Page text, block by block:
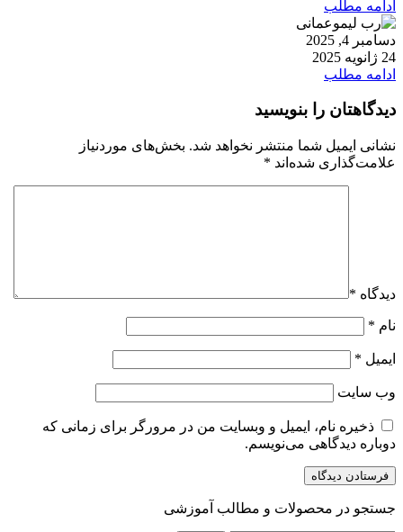
ادامه مطلب
دسامبر 4, 2025
24 ژانویه 2025
ادامه مطلب
دیدگاهتان را بنویسید
نشانی ایمیل شما منتشر نخواهد شد. بخش‌های موردنیاز
علامت‌گذاری شده‌اند *
دیدگاه *
نام *
ایمیل *
وب‌ سایت
ذخیره نام، ایمیل و وبسایت من در مرورگر برای زمانی که
دوباره دیدگاهی می‌نویسم.
جستجو در محصولات و مطالب آموزشی